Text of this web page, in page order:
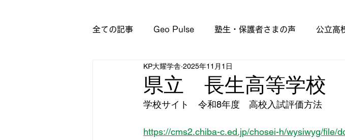
全ての記事 Geo Pulse 塾生・保護者さまの声 公立高
（公立）高校の入試サイト一覧
塾からのお知らせ 英語検定 漢字検定 数学検定
県立 長生高等学校
KP大耀学舎 2025年11月1日
学校サイト　令和8年度　高校入試評価方法
https://cms2.chiba-c.ed.jp/chosei-h/wysiwyg/file/